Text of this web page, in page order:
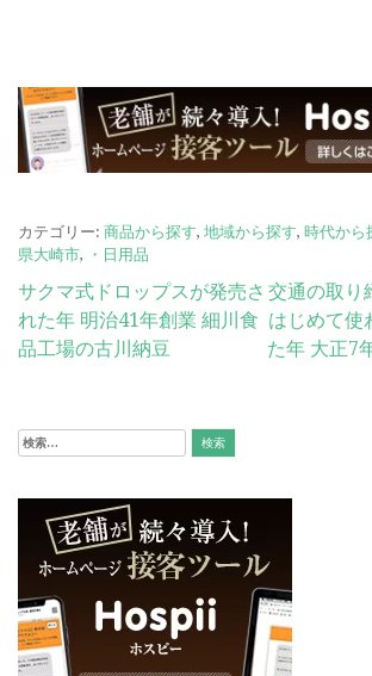
カテゴリー: 商品から探す, 地域から探す, 時代から
県大崎市, ・日用品
投
稿
ゲ
ー
シ
ョ
ン
サクマ式ドロップスが発売さ
れた年 明治41年創業 細川食
品工場の古川納豆
交通の取り
はじめて使
た年 大正7
検